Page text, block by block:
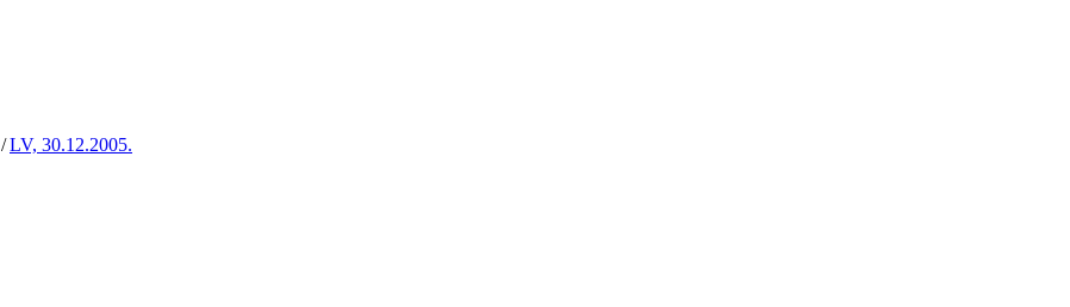
/LV, 30.12.2005.